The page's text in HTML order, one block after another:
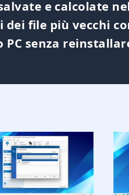
e calcolate
dei file più vecchi
senza